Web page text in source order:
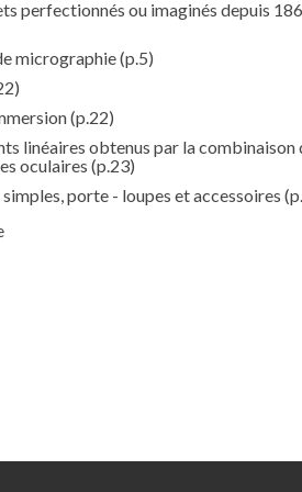
perfectionnés ou imaginés depuis
micrographie(p.5)
(p.22)
linéaires obtenus par la combinaison
oculaires (p.23)
porte - loupes et accessoires